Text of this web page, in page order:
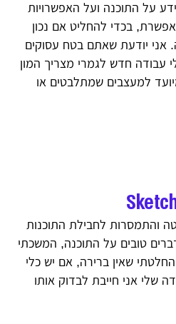
על התוכנה ועל האפשרויות
בכדי להחליט אם נכון
יודעת שאתם בטח עסוקים
עבודה חדש לגמרי מצריך המון
למעצבים שמתלבטים או
והתמסרות לחבילת התוכנות
טובים על התוכנה, המשכתי
החלטתי שאין ברירה, אם יש כלי
שלי אני חייבת לבדוק אותו